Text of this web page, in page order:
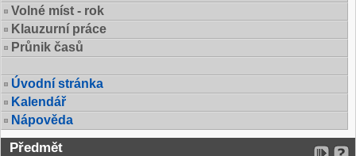
Volné míst - rok
Klauzurní práce
Průnik časů
Úvodní stránka
Kalendář
Nápověda
Předmět